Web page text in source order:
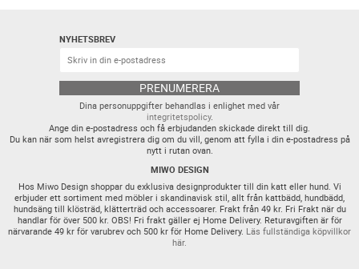
NYHETSBREV
PRENUMERERA
Dina personuppgifter behandlas i enlighet med vår
integritetspolicy.
Ange din e-postadress och få erbjudanden skickade direkt till dig.
Du kan när som helst avregistrera dig om du vill, genom att fylla i din e-postadress på
nytt i rutan ovan.
MIWO DESIGN
Hos Miwo Design shoppar du exklusiva designprodukter till din katt eller hund. Vi
erbjuder ett sortiment med möbler i skandinavisk stil, allt från kattbädd, hundbädd,
hundsäng till klösträd, klätterträd och accessoarer. Frakt från 49 kr. Fri Frakt när du
handlar för över 500 kr. OBS! Fri frakt gäller ej Home Delivery. Returavgiften är för
närvarande 49 kr för varubrev och 500 kr för Home Delivery. Läs fullständiga köpvillkor
här.